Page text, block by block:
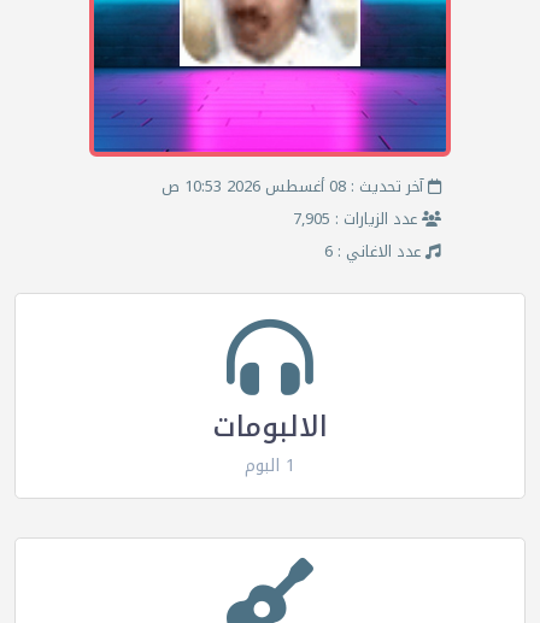
آخر تحديث : 08 أغسطس 2026 10:53 ص
عدد الزيارات : 7,905
عدد الاغاني : 6
الالبومات
1 البوم